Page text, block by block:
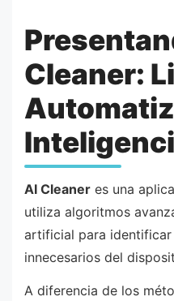
Cleaner:
AI Cleaner es una
utiliza algoritmos
artificial para
innecesarios del
A diferencia de los